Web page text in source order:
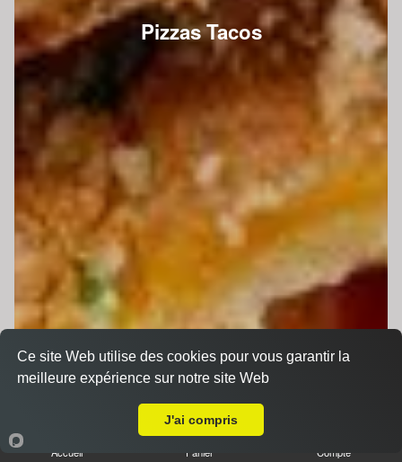
Pizzas Tacos
Accueil Panier Compte
Ce site Web utilise des cookies pour vous garantir la
meilleure expérience sur notre site Web
J'ai compris